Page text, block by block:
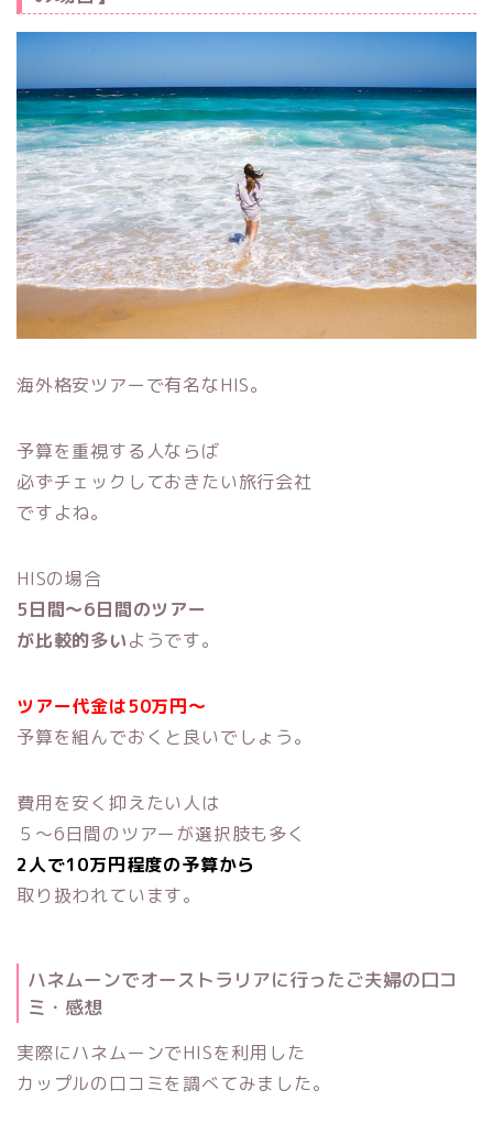
海外格安ツアーで有名なHIS。
予算を重視する人ならば
必ずチェックしておきたい旅行会社
ですよね。
HISの場合
5日間～6日間のツアー
が比較的多いようです。
ツアー代金は50万円～
予算を組んでおくと良いでしょう。
費用を安く抑えたい人は
５～6日間のツアーが選択肢も多く
2人で10万円程度の予算から
取り扱われています。
ハネムーンでオーストラリアに行ったご夫婦の口コ
ミ・感想
実際にハネムーンでHISを利用した
カップルの口コミを調べてみました。